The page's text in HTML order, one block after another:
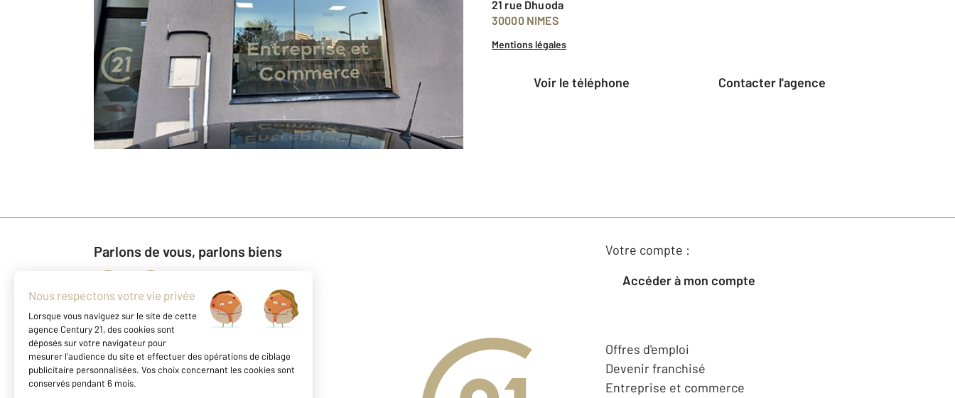
21 rue Dhuoda
30000 NIMES
Mentions légales
voir le téléphone Contacter l'agence
Parlons de vous, parlons biens
Votre compte :
Accéder à mon compte
Offres d'emploi
Devenir franchisé
Entreprise et commerce